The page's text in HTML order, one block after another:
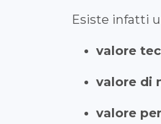
Esiste infatti
valore
valore di
valore